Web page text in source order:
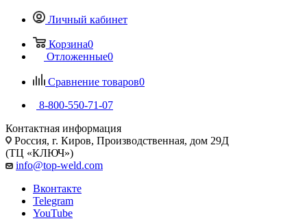
Личный кабинет
Корзина0
Отложенные0
Сравнение товаров0
8-800-550-71-07
Контактная информация
Россия, г. Киров, Производственная, дом 29Д
(ТЦ «КЛЮЧ»)
info@top-weld.com
Вконтакте
Telegram
YouTube